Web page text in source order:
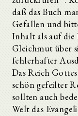
daß das Buch
Gefallen und
Inhalt als auf die
Gleichmut über
fehlerhafter
Das Reich
schön gefeilter
sollten auch
Welt das